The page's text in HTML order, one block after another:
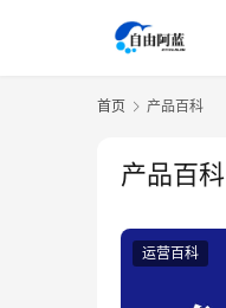
首页 产品百科
产品百科
运营百科